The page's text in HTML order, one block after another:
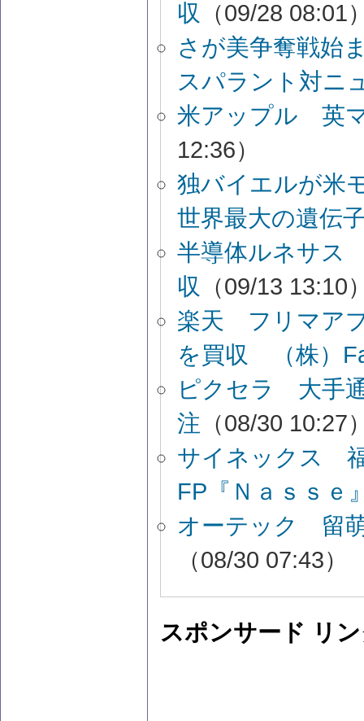
収
（09/28 08:01
さが美争奪戦
スパラント対ニ
米アップル 英
12:36）
独バイエルが米
世界最大の遺伝
半導体ルネサス
収
（09/13 13:10
楽天 フリマア
を買収 （株）
ピクセラ 大手
注 （08/30 10:27
サイネックス
FP『Ｎａｓｓｅ
オーテック 留
（08/30 07:43）
スポンサード リ